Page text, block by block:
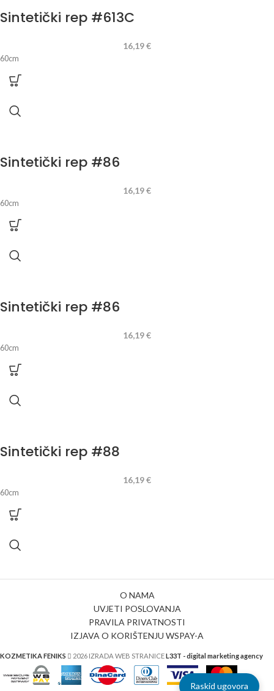
Sintetički rep #613C
16,19€
60cm
Sintetički rep #86
16,19€
60cm
Sintetički rep #86
16,19€
60cm
Sintetički rep #88
16,19€
60cm
O NAMA
UVJETI POSLOVANJA
PRAVILA PRIVATNOSTI
IZJAVA O KORIŠTENJU WSPAY-A
KOZMETIKA FENIKS 2026 IZRADA WEB STRANICEL33T - digital marketing agency
Raskid ugovora